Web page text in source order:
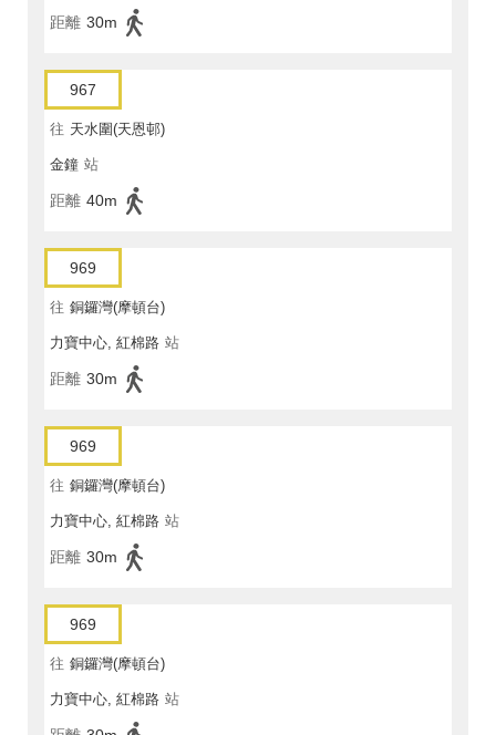
距離 30m
967
往 天水圍(天恩邨)
金鐘 站
距離 40m
969
往 銅鑼灣(摩頓台)
力寶中心, 紅棉路 站
距離 30m
969
往 銅鑼灣(摩頓台)
力寶中心, 紅棉路 站
距離 30m
969
往 銅鑼灣(摩頓台)
力寶中心, 紅棉路 站